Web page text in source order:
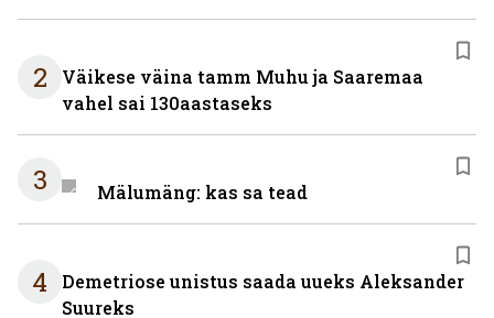
2
Väikese väina tamm Muhu ja Saaremaa
vahel sai 130aastaseks
3 Mälumäng: kas sa tead
4
Demetriose unistus saada uueks Aleksander
Suureks